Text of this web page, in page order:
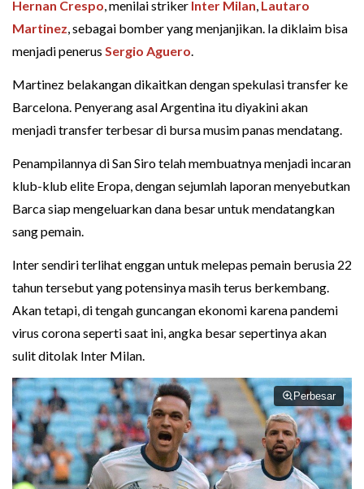
Hernan Crespo, menilai striker Inter Milan, Lautaro
Martinez, sebagai bomber yang menjanjikan. Ia diklaim bisa
menjadi penerus Sergio Aguero.
Martinez belakangan dikaitkan dengan spekulasi transfer ke
Barcelona. Penyerang asal Argentina itu diyakini akan
menjadi transfer terbesar di bursa musim panas mendatang.
Penampilannya di San Siro telah membuatnya menjadi incaran
klub-klub elite Eropa, dengan sejumlah laporan menyebutkan
Barca siap mengeluarkan dana besar untuk mendatangkan
sang pemain.
Inter sendiri terlihat enggan untuk melepas pemain berusia 22
tahun tersebut yang potensinya masih terus berkembang.
Akan tetapi, di tengah guncangan ekonomi karena pandemi
virus corona seperti saat ini, angka besar sepertinya akan
sulit ditolak Inter Milan.
Perbesar